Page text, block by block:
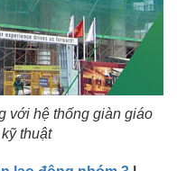
với hệ thống giàn giáo
thuật